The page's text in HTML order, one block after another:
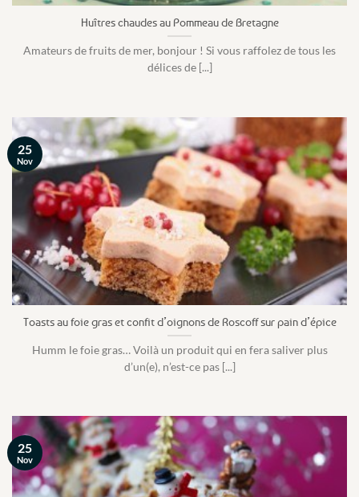
Huîtres chaudes au Pommeau de Bretagne
Amateurs de fruits de mer, bonjour ! Si vous raffolez de tous les
délices de [...]
Toasts au foie gras et confit d’oignons de Roscoff sur pain d’épice
Humm le foie gras… Voilà un produit qui en fera saliver plus
d’un(e), n’est-ce pas [...]
25
Nov
25
Nov